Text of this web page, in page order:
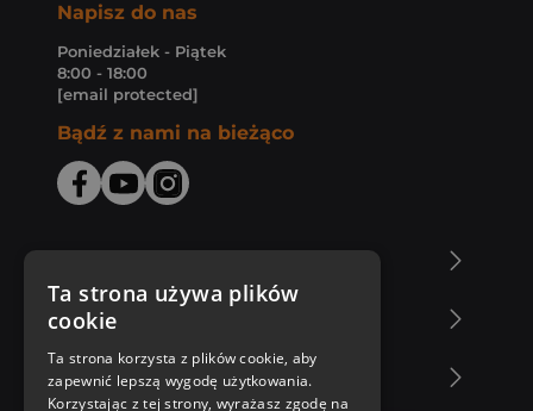
Napisz do nas
Poniedziałek - Piątek
8:00 - 18:00
[email protected]
Bądź z nami na bieżąco
Zakupy u nas
Nasza oferta
Ta strona używa plików
cookie
Ta strona korzysta z plików cookie, aby
zapewnić lepszą wygodę użytkowania.
Korzystając z tej strony, wyrażasz zgodę na